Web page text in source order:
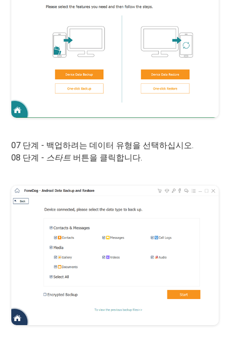
07 단계 - 백업하려는 데이터 유형을 선택하십시오.
08 단계 - 스타트 버튼을 클릭합니다.